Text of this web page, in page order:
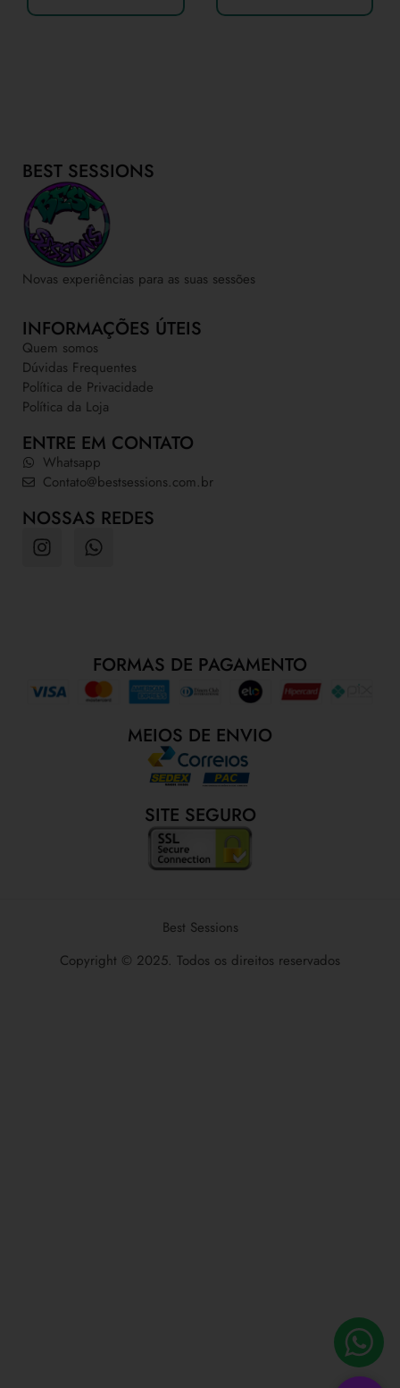
BEST SESSIONS
Novas experiências para as suas sessões
INFORMAÇÕES ÚTEIS
Quem somos
Dúvidas Frequentes
Política de Privacidade
Política da Loja
ENTRE EM CONTATO
Whatsapp
Contato@bestsessions.com.br
NOSSAS REDES
FORMAS DE PAGAMENTO
MEIOS DE ENVIO
SITE SEGURO
Best Sessions
Copyright © 2025. Todos os direitos reservados